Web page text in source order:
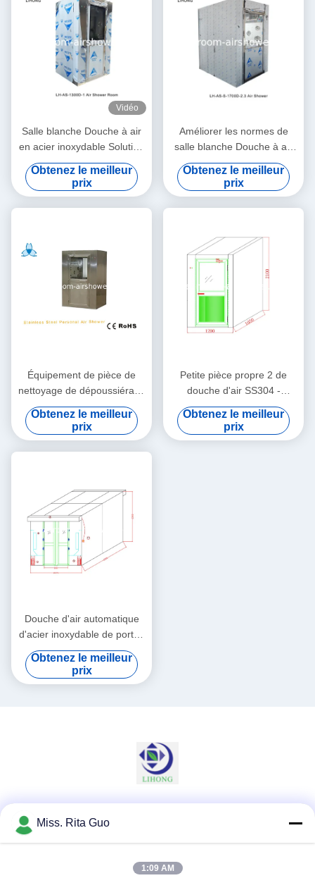
Vidéo
Salle blanche Douche à air
en acier inoxydable Solution
haute performance pour les
normes de salle blanche
Obtenez le meilleur
prix
Améliorer les normes de
salle blanche Douche à air
en acier inoxydable
automatique / manuel
Obtenez le meilleur
prix
Équipement de pièce de
nettoyage de dépoussiérage
de douches d'air de pièce
propre de personnel
Obtenez le meilleur
prix
Petite pièce propre 2 de
douche d'air SS304 -
soufflement latéral, pièce
propre de la classe 100
Obtenez le meilleur
prix
Douche d'air automatique
d'acier inoxydable de portes
coulissantes pour des
marchandises avec le
Cabinet de la largeur
Obtenez le meilleur
prix
Les réseaux sociaux
Miss. Rita Guo
1:09 AM